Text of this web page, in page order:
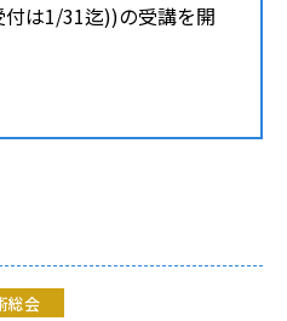
は1/31迄))の受講を開
総会